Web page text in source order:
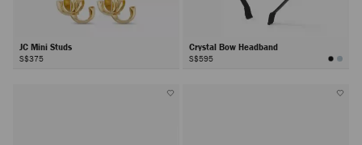
JC Mini Studs
S$375
Crystal Bow Headband
S$595